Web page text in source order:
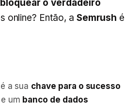
o verdadeiro
online? Então, a Semrush é
a sua chave para o sucesso
e um banco de dados